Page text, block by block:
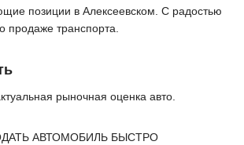
позиции в Алексеевском. С радостью
продаже транспорта.
рыночная оценка авто.
АВТОМОБИЛЬ БЫСТРО